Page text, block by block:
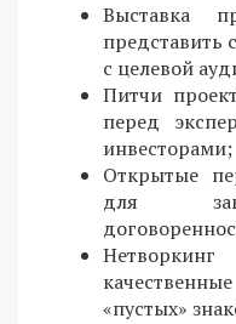
Выставка
представить
с целевой
Питчи
перед
инвесторами;
Открытые
для
«пустых»